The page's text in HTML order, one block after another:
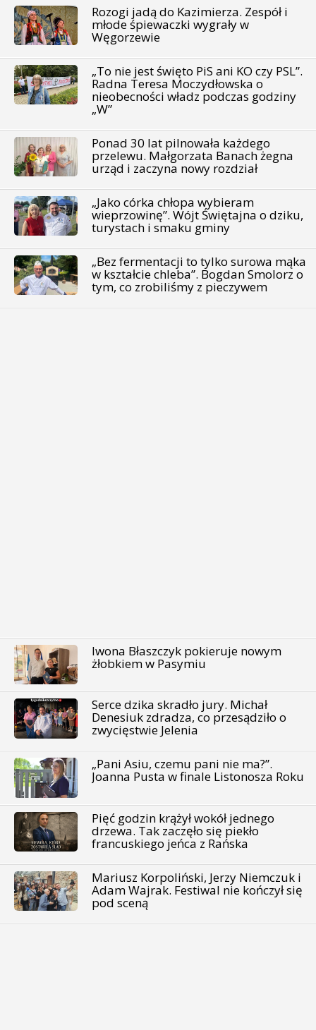
Rozogi jadą do Kazimierza. Zespół i
młode śpiewaczki wygrały w
Węgorzewie
„To nie jest święto PiS ani KO czy PSL”.
Radna Teresa Moczydłowska o
nieobecności władz podczas godziny
„W”
Ponad 30 lat pilnowała każdego
przelewu. Małgorzata Banach żegna
urząd i zaczyna nowy rozdział
„Jako córka chłopa wybieram
wieprzowinę”. Wójt Świętajna o dziku,
turystach i smaku gminy
„Bez fermentacji to tylko surowa mąka
w kształcie chleba”. Bogdan Smolorz o
tym, co zrobiliśmy z pieczywem
Iwona Błaszczyk pokieruje nowym
żłobkiem w Pasymiu
Serce dzika skradło jury. Michał
Denesiuk zdradza, co przesądziło o
zwycięstwie Jelenia
„Pani Asiu, czemu pani nie ma?”.
Joanna Pusta w finale Listonosza Roku
Pięć godzin krążył wokół jednego
drzewa. Tak zaczęło się piekło
francuskiego jeńca z Rańska
Mariusz Korpoliński, Jerzy Niemczuk i
Adam Wajrak. Festiwal nie kończył się
pod sceną